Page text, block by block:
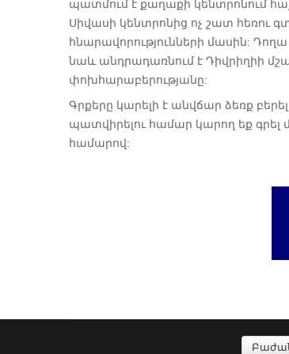
պատմում է քաղաքի կենտրոնում
Սիվասի կենտրոնից ոչ շատ հեռու
հնարավորությունների մասին:
նաև անդրադառնում է Դիվրիղիի
փոխհարաբերությանը:
Գրքերը կարելի է անվճար ձեռք
պատվիրելու համար կարող եք գրել
համարով: